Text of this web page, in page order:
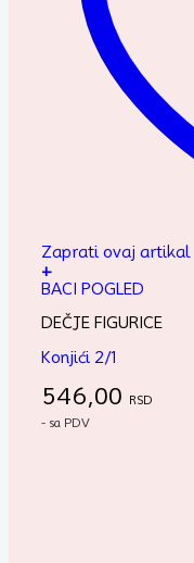
Zaprati ovaj artikal
+
BACI POGLED
DEČJE FIGURICE
Konjići 2/1
546,00 RSD
- sa PDV